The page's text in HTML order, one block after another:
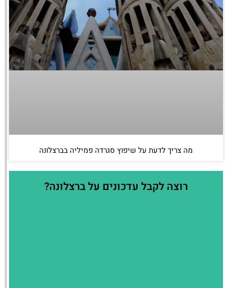
מה צריך לדעת על שיפוץ סגרדה פמיליה בברצלונה
רוצה לקבל עדכונים על ברצלונה?